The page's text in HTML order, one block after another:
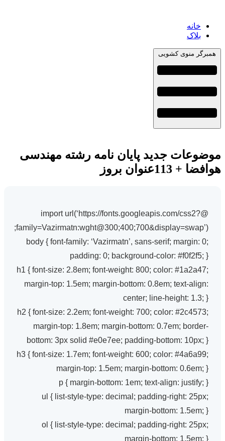
خانه
بلاک
همبرگر منوی کشویی
موضوعات جدید پایان نامه رشته مهندسی
هوافضا + 113عنوان بروز
@import url(‘https://fonts.googleapis.com/css2?
family=Vazirmatn:wght@300;400;700&display=swap’);
body { font-family: ‘Vazirmatn’, sans-serif; margin: 0;
padding: 0; background-color: #f0f2f5; }
h1 { font-size: 2.8em; font-weight: 800; color: #1a2a47;
margin-top: 1.5em; margin-bottom: 0.8em; text-align:
center; line-height: 1.3; }
h2 { font-size: 2.2em; font-weight: 700; color: #2c4573;
margin-top: 1.8em; margin-bottom: 0.7em; border-
bottom: 3px solid #e0e7ee; padding-bottom: 10px; }
h3 { font-size: 1.7em; font-weight: 600; color: #4a6a99;
margin-top: 1.5em; margin-bottom: 0.6em; }
p { margin-bottom: 1em; text-align: justify; }
ul { list-style-type: decimal; padding-right: 25px;
margin-bottom: 1.5em; }
ol { list-style-type: decimal; padding-right: 25px;
margin-bottom: 1.5em; }